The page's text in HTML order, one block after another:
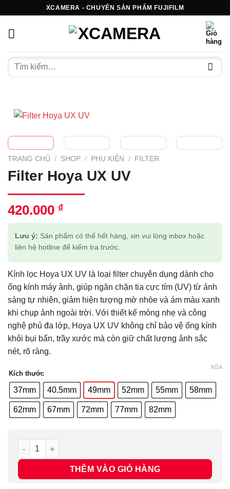
nội
XCAMERA - CHUYÊN SẢN PHẨM FUJIFILM
Tìm
TRANG CHỦ / SHOP / PHỤ KIỆN / FILTER
Filter Hoya UX UV
420.000 ₫
Lưu ý: Sản phẩm có thể hết hàng, xin vui lòng inbox hoặc
liên hệ hotline để kiểm tra trước.
Kính lọc Hoya UX UV là loại filter chuyên dụng dành cho
ống kính máy ảnh, giúp ngăn chặn tia cực tím (UV) từ ánh
sáng tự nhiên, giảm hiện tượng mờ nhòe và ám màu xanh
khi chụp ảnh ngoài trời. Với thiết kế mỏng nhẹ và công
nghệ phủ đa lớp, Hoya UX UV không chỉ bảo vệ ống kính
khỏi bụi bẩn, trầy xước mà còn giữ chất lượng ảnh sắc
nét, rõ ràng.
Kích thước
37mm 40.5mm 49mm 52mm 55mm 58mm
62mm 67mm 72mm 77mm 82mm
XÓA
Filter Hoya UX UV số lượng
THÊM VÀO GIỎ HÀNG